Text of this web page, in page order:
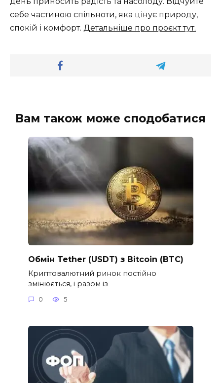
себе частиною спільноти, яка цінує природу,
спокій і комфорт. Детальніше про проєкт тут.
Вам також може сподобатися
Обмін Tether (USDT) з Bitcoin (BTC)
Криптовалютний ринок постійно
змінюється, і разом із
0 5